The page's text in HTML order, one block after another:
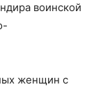
воинской
женщин с